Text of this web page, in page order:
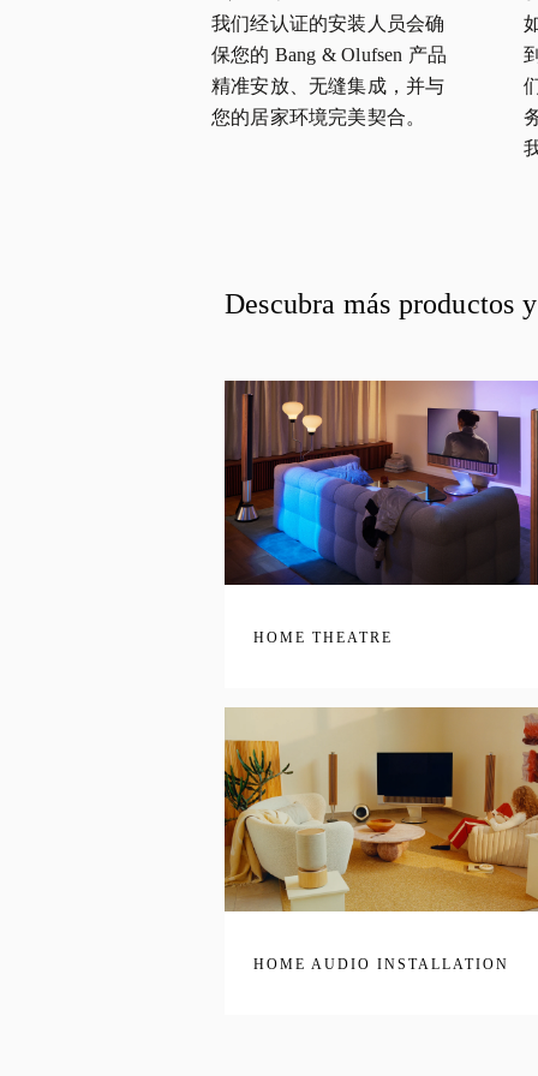
我们经认证的安装人员会确
保您的 Bang & Olufsen 产品
精准安放、无缝集成，并与
您的居家环境完美契合。
Descubra más productos
HOME THEATRE
HOME AUDIO INSTALLATION